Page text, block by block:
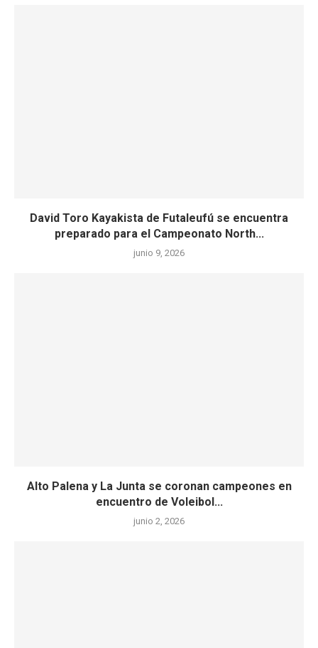
David Toro Kayakista de Futaleufú se encuentra
preparado para el Campeonato North...
junio 9, 2026
Alto Palena y La Junta se coronan campeones en
encuentro de Voleibol...
junio 2, 2026